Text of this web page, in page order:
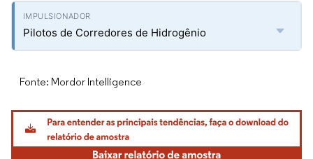
Pilotos de Corredores de Hidrogênio
Fonte: Mordor Intelligence